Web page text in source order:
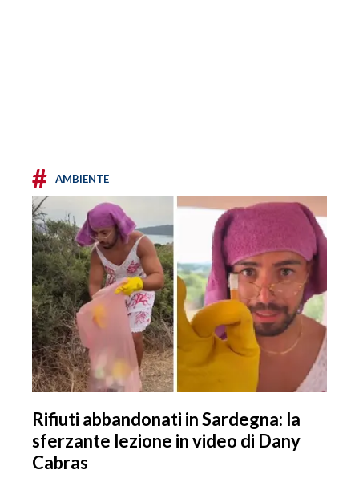
# AMBIENTE
Rifiuti abbandonati in Sardegna: la
sferzante lezione in video di Dany
Cabras